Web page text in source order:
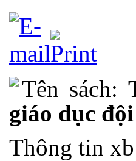
Tên sách:
giáo dục
Thông tin